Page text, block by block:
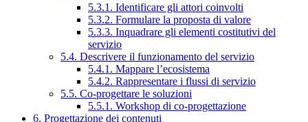
5.3.1. Identificare gli attori coinvolti
5.3.2. Formulare la proposta di valore
5.3.3. Inquadrare gli elementi costitutivi del
servizio
5.4. Descrivere il funzionamento del servizio
5.4.1. Mappare l’ecosistema
5.4.2. Rappresentare i flussi di servizio
5.5. Co-progettare le soluzioni
5.5.1. Workshop di co-progettazione
6. Progettazione dei contenuti